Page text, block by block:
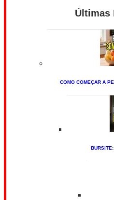
Últimas
COMO COMEÇAR A